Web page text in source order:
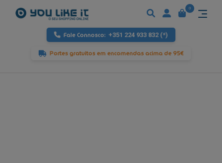
Fale Connosco: +351 224 933 832 (*)
Portes gratuitos em encomendas acima de 95€
0